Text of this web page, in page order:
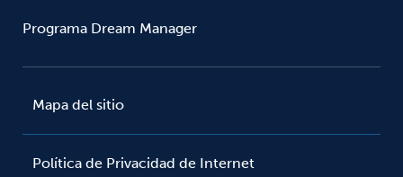
Programa Dream Manager
Mapa del sitio
Política de Privacidad de Internet